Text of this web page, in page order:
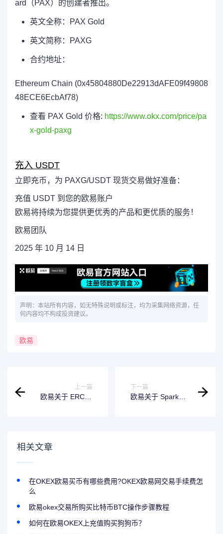
ard（PAX）的创建者推出。
英文全称：PAX Gold
英文简称：PAXG
合约地址：
Ethereum Chain (0x45804880De22913dAFE09f49808
48ECE6EcbAf78)
查看 PAX Gold 价格: https://www.okx.com/price/pa
x-gold-paxg
充入 USDT
立即充币，为 PAXG/USDT 现货交易做好准备：
充值 USDT 到您的欧易账户
欧易将持续为您提供更优秀的产品和更优质的服务！
欧易团队
2025 年 10 月 14 日
声明：本站所有内容，如无特殊说明或标注，均为采集网络资源，任
何内容均不构成投资建议。
欧易
上一篇
欧易关于 ERC20
下一篇
欧易关于 Spark
相关文章
在OKEX欧易买币有哪些费用?OKEX欧易网交易手续费怎
么
欧易okex交易所购买比特币BTC操作步骤教程
如何在欧易OKEX上充值购买狗狗币？